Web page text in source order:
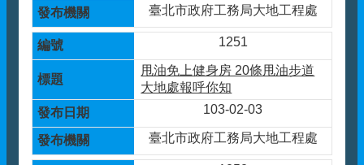
臺北市政府工務局大地工程處
1251
甩油免上健身房 20條甩油步道
大地處報呼你知
103-02-03
臺北市政府工務局大地工程處